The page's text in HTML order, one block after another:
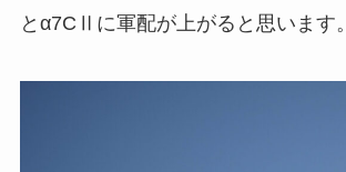
とα7CⅡに軍配が上がると思います。